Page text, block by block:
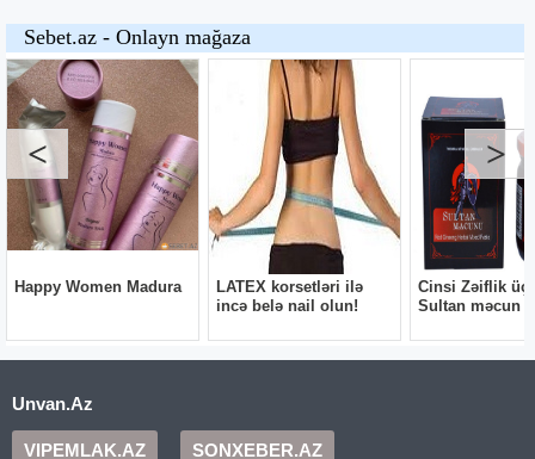
Unvan.Az
VIPEMLAK.AZ SONXEBER.AZ